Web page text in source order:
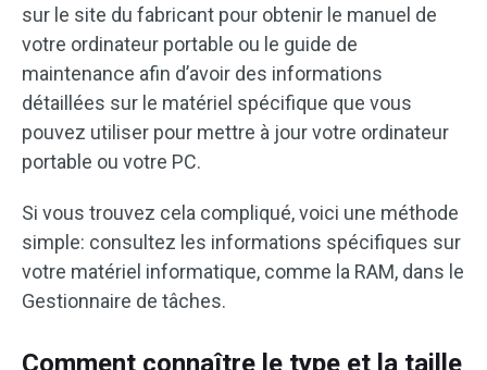
sur le site du fabricant pour obtenir le manuel de
votre ordinateur portable ou le guide de
maintenance afin d’avoir des informations
détaillées sur le matériel spécifique que vous
pouvez utiliser pour mettre à jour votre ordinateur
portable ou votre PC.
Si vous trouvez cela compliqué, voici une méthode
simple: consultez les informations spécifiques sur
votre matériel informatique, comme la RAM, dans le
Gestionnaire de tâches.
Comment connaître le type et la taille